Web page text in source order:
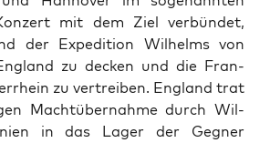
mit dem Ziel ver­bün­det,
der Expe­di­tion Wil­helms von
zu deck­en und die Fran­
zu vertreiben. Eng­land trat
Machtüber­nahme durch Wil­
in das Lager der Geg­n­er